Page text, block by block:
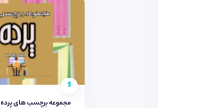
$
مجموعه برچسب های پرده